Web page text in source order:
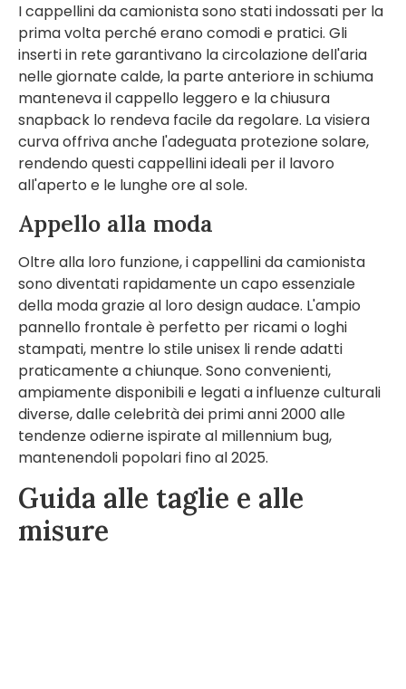
I cappellini da camionista sono stati indossati per la
prima volta perché erano comodi e pratici. Gli
inserti in rete garantivano la circolazione dell'aria
nelle giornate calde, la parte anteriore in schiuma
manteneva il cappello leggero e la chiusura
snapback lo rendeva facile da regolare. La visiera
curva offriva anche l'adeguata protezione solare,
rendendo questi cappellini ideali per il lavoro
all'aperto e le lunghe ore al sole.
Appello alla moda
Oltre alla loro funzione, i cappellini da camionista
sono diventati rapidamente un capo essenziale
della moda grazie al loro design audace. L'ampio
pannello frontale è perfetto per ricami o loghi
stampati, mentre lo stile unisex li rende adatti
praticamente a chiunque. Sono convenienti,
ampiamente disponibili e legati a influenze culturali
diverse, dalle celebrità dei primi anni 2000 alle
tendenze odierne ispirate al millennium bug,
mantenendoli popolari fino al 2025.
Guida alle taglie e alle
misure